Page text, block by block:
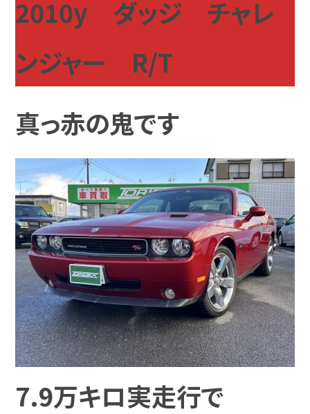
2010y ダッジ チャレ
ンジャー R/T
真っ赤の鬼です
7.9万キロ実走行で